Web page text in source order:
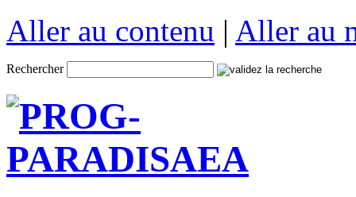
Aller au contenu | Aller au
Rechercher